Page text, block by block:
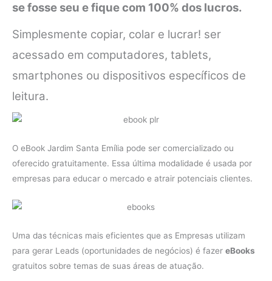
se fosse seu e fique com 100% dos lucros.
Simplesmente copiar, colar e lucrar! ser
acessado em computadores, tablets,
smartphones ou dispositivos específicos de
leitura.
O eBook Jardim Santa Emília pode ser comercializado ou
oferecido gratuitamente. Essa última modalidade é usada por
empresas para educar o mercado e atrair potenciais clientes.
Uma das técnicas mais eficientes que as Empresas utilizam
para gerar Leads (oportunidades de negócios) é fazer eBooks
gratuitos sobre temas de suas áreas de atuação.